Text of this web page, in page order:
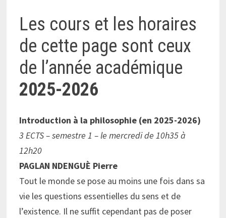
Les cours et les horaires
de cette page sont ceux
de l’année académique
2025-2026
Introduction à la philosophie (en 2025-2026)
3 ECTS – semestre 1 – le mercredi de 10h35 à
12h20
PAGLAN NDENGUÈ Pierre
Tout le monde se pose au moins une fois dans sa
vie les questions essentielles du sens et de
l’existence. Il ne suffit cependant pas de poser